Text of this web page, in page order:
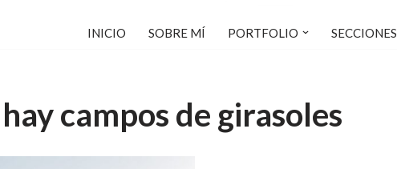
INICIO SOBRE MÍ PORTFOLIO SECCIONES
campos de girasoles